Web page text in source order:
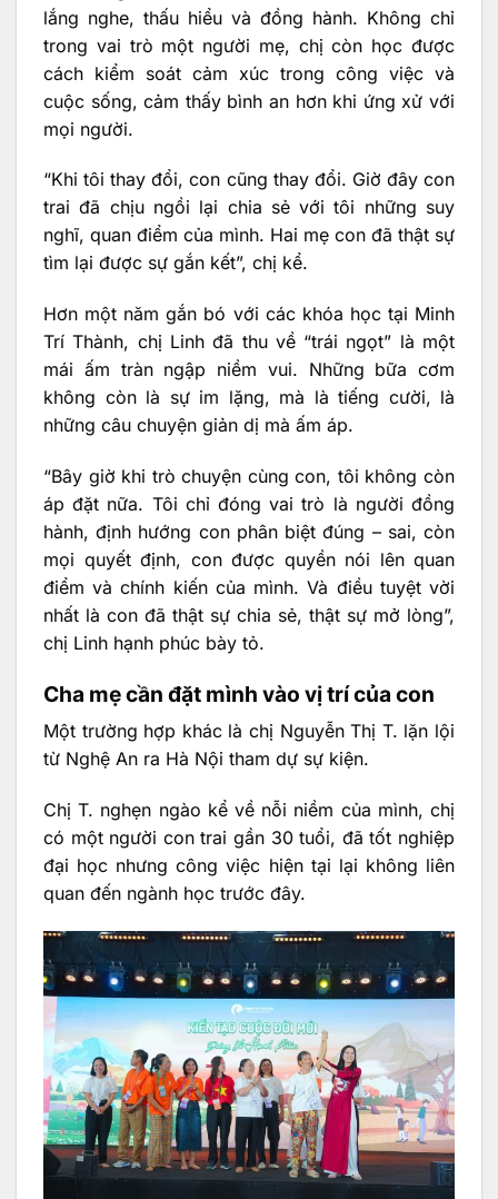
lắng nghe, thấu hiểu và đồng hành. Không chỉ
trong vai trò một người mẹ, chị còn học được
cách kiểm soát cảm xúc trong công việc và
cuộc sống, cảm thấy bình an hơn khi ứng xử với
mọi người.
“Khi tôi thay đổi, con cũng thay đổi. Giờ đây con
trai đã chịu ngồi lại chia sẻ với tôi những suy
nghĩ, quan điểm của mình. Hai mẹ con đã thật sự
tìm lại được sự gắn kết”, chị kể.
Hơn một năm gắn bó với các khóa học tại Minh
Trí Thành, chị Linh đã thu về “trái ngọt” là một
mái ấm tràn ngập niềm vui. Những bữa cơm
không còn là sự im lặng, mà là tiếng cười, là
những câu chuyện giản dị mà ấm áp.
“Bây giờ khi trò chuyện cùng con, tôi không còn
áp đặt nữa. Tôi chỉ đóng vai trò là người đồng
hành, định hướng con phân biệt đúng – sai, còn
mọi quyết định, con được quyền nói lên quan
điểm và chính kiến của mình. Và điều tuyệt vời
nhất là con đã thật sự chia sẻ, thật sự mở lòng”,
chị Linh hạnh phúc bày tỏ.
Cha mẹ cần đặt mình vào vị trí của con
Một trường hợp khác là chị Nguyễn Thị T. lặn lội
từ Nghệ An ra Hà Nội tham dự sự kiện.
Chị T. nghẹn ngào kể về nỗi niềm của mình, chị
có một người con trai gần 30 tuổi, đã tốt nghiệp
đại học nhưng công việc hiện tại lại không liên
quan đến ngành học trước đây.